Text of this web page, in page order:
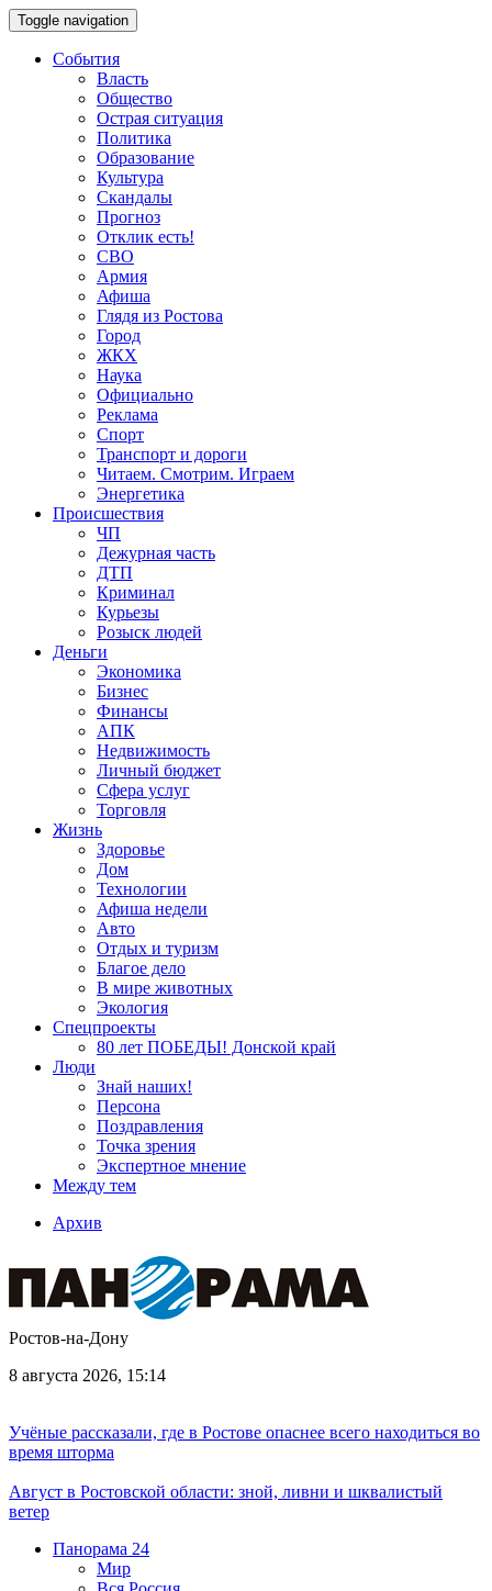
Toggle navigation
События
Власть
Общество
Острая ситуация
Политика
Образование
Культура
Скандалы
Прогноз
Отклик есть!
СВО
Армия
Афиша
Глядя из Ростова
Город
ЖКХ
Наука
Официально
Реклама
Спорт
Транспорт и дороги
Читаем. Смотрим. Играем
Энергетика
Происшествия
ЧП
Дежурная часть
ДТП
Криминал
Курьезы
Розыск людей
Деньги
Экономика
Бизнес
Финансы
АПК
Недвижимость
Личный бюджет
Сфера услуг
Торговля
Жизнь
Здоровье
Дом
Технологии
Афиша недели
Авто
Отдых и туризм
Благое дело
В мире животных
Экология
Спецпроекты
80 лет ПОБЕДЫ! Донской край
Люди
Знай наших!
Персона
Поздравления
Точка зрения
Экспертное мнение
Между тем
Архив
Ростов-на-Дону
8 августа 2026, 15:14
Учёные рассказали, где в Ростове опаснее всего находиться во
время шторма
Август в Ростовской области: зной, ливни и шквалистый
ветер
Панорама 24
Мир